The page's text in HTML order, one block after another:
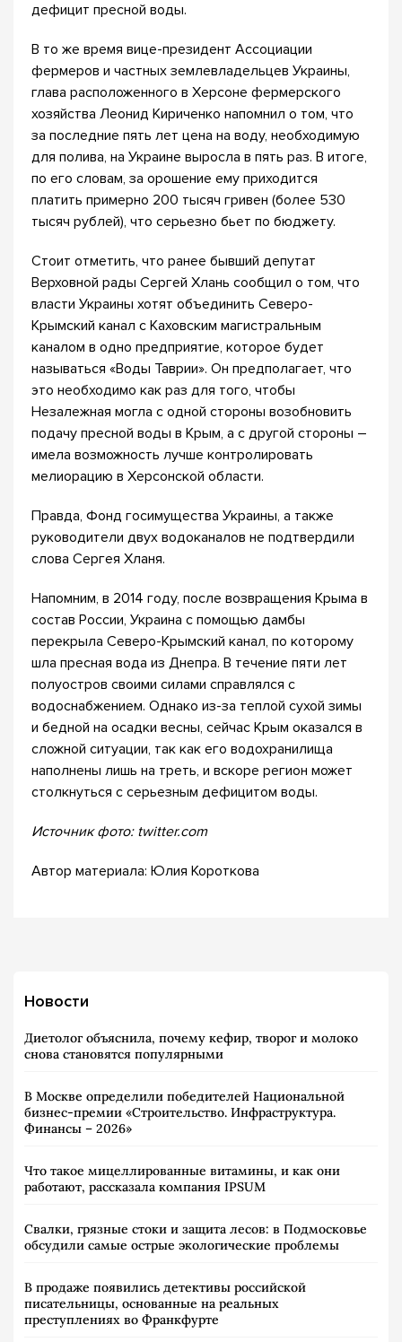
дефицит пресной воды.
В то же время вице-президент Ассоциации
фермеров и частных землевладельцев Украины,
глава расположенного в Херсоне фермерского
хозяйства Леонид Кириченко напомнил о том, что
за последние пять лет цена на воду, необходимую
для полива, на Украине выросла в пять раз. В итоге,
по его словам, за орошение ему приходится
платить примерно 200 тысяч гривен (более 530
тысяч рублей), что серьезно бьет по бюджету.
Стоит отметить, что ранее бывший депутат
Верховной рады Сергей Хлань сообщил о том, что
власти Украины хотят объединить Северо-
Крымский канал с Каховским магистральным
каналом в одно предприятие, которое будет
называться «Воды Таврии». Он предполагает, что
это необходимо как раз для того, чтобы
Незалежная могла с одной стороны возобновить
подачу пресной воды в Крым, а с другой стороны –
имела возможность лучше контролировать
мелиорацию в Херсонской области.
Правда, Фонд госимущества Украины, а также
руководители двух водоканалов не подтвердили
слова Сергея Хланя.
Напомним, в 2014 году, после возвращения Крыма в
состав России, Украина с помощью дамбы
перекрыла Северо-Крымский канал, по которому
шла пресная вода из Днепра. В течение пяти лет
полуостров своими силами справлялся с
водоснабжением. Однако из-за теплой сухой зимы
и бедной на осадки весны, сейчас Крым оказался в
сложной ситуации, так как его водохранилища
наполнены лишь на треть, и вскоре регион может
столкнуться с серьезным дефицитом воды.
Источник фото: twitter.com
Автор материала: Юлия Короткова
Новости
Диетолог объяснила, почему кефир, творог и молоко
снова становятся популярными
В Москве определили победителей Национальной
бизнес-премии «Строительство. Инфраструктура.
Финансы – 2026»
Что такое мицеллированные витамины, и как они
работают, рассказала компания IPSUM
Свалки, грязные стоки и защита лесов: в Подмосковье
обсудили самые острые экологические проблемы
В продаже появились детективы российской
писательницы, основанные на реальных
преступлениях во Франкфурте